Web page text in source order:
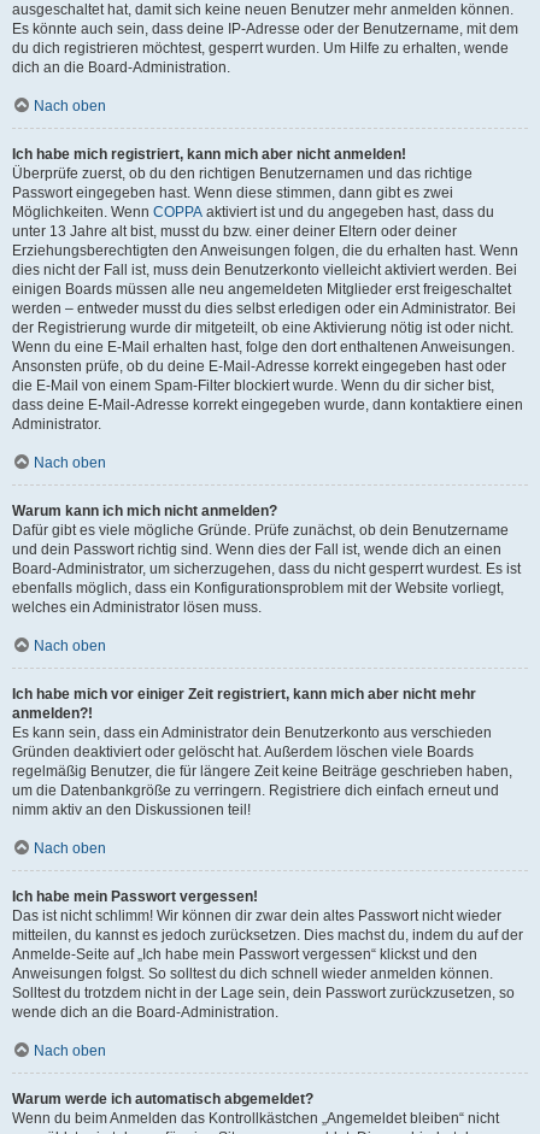
ausgeschaltet hat, damit sich keine neuen Benutzer mehr anmelden können.
Es könnte auch sein, dass deine IP-Adresse oder der Benutzername, mit dem
du dich registrieren möchtest, gesperrt wurden. Um Hilfe zu erhalten, wende
dich an die Board-Administration.
Nach oben
Ich habe mich registriert, kann mich aber nicht anmelden!
Überprüfe zuerst, ob du den richtigen Benutzernamen und das richtige
Passwort eingegeben hast. Wenn diese stimmen, dann gibt es zwei
Möglichkeiten. Wenn COPPA aktiviert ist und du angegeben hast, dass du
unter 13 Jahre alt bist, musst du bzw. einer deiner Eltern oder deiner
Erziehungsberechtigten den Anweisungen folgen, die du erhalten hast. Wenn
dies nicht der Fall ist, muss dein Benutzerkonto vielleicht aktiviert werden. Bei
einigen Boards müssen alle neu angemeldeten Mitglieder erst freigeschaltet
werden – entweder musst du dies selbst erledigen oder ein Administrator. Bei
der Registrierung wurde dir mitgeteilt, ob eine Aktivierung nötig ist oder nicht.
Wenn du eine E-Mail erhalten hast, folge den dort enthaltenen Anweisungen.
Ansonsten prüfe, ob du deine E-Mail-Adresse korrekt eingegeben hast oder
die E-Mail von einem Spam-Filter blockiert wurde. Wenn du dir sicher bist,
dass deine E-Mail-Adresse korrekt eingegeben wurde, dann kontaktiere einen
Administrator.
Nach oben
Warum kann ich mich nicht anmelden?
Dafür gibt es viele mögliche Gründe. Prüfe zunächst, ob dein Benutzername
und dein Passwort richtig sind. Wenn dies der Fall ist, wende dich an einen
Board-Administrator, um sicherzugehen, dass du nicht gesperrt wurdest. Es ist
ebenfalls möglich, dass ein Konfigurationsproblem mit der Website vorliegt,
welches ein Administrator lösen muss.
Nach oben
Ich habe mich vor einiger Zeit registriert, kann mich aber nicht mehr
anmelden?!
Es kann sein, dass ein Administrator dein Benutzerkonto aus verschieden
Gründen deaktiviert oder gelöscht hat. Außerdem löschen viele Boards
regelmäßig Benutzer, die für längere Zeit keine Beiträge geschrieben haben,
um die Datenbankgröße zu verringern. Registriere dich einfach erneut und
nimm aktiv an den Diskussionen teil!
Nach oben
Ich habe mein Passwort vergessen!
Das ist nicht schlimm! Wir können dir zwar dein altes Passwort nicht wieder
mitteilen, du kannst es jedoch zurücksetzen. Dies machst du, indem du auf der
Anmelde-Seite auf „Ich habe mein Passwort vergessen“ klickst und den
Anweisungen folgst. So solltest du dich schnell wieder anmelden können.
Solltest du trotzdem nicht in der Lage sein, dein Passwort zurückzusetzen, so
wende dich an die Board-Administration.
Nach oben
Warum werde ich automatisch abgemeldet?
Wenn du beim Anmelden das Kontrollkästchen „Angemeldet bleiben“ nicht